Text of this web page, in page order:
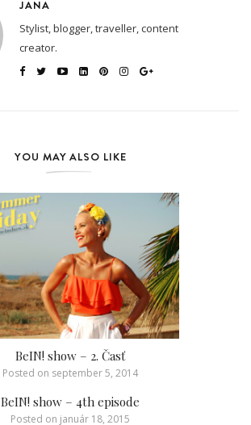
JANA
Stylist, blogger, traveller, content
creator.
YOU MAY ALSO LIKE
BeIN! show – 2. Časť
Posted on september 5, 2014
BeIN! show – 4th episode
Posted on január 18, 2015